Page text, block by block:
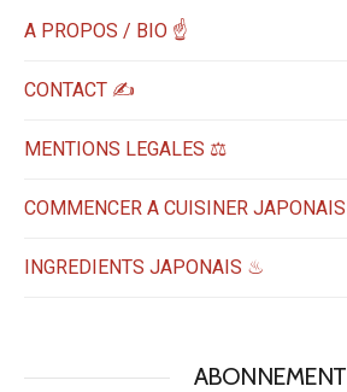
A PROPOS / BIO ☝
CONTACT ✍️
MENTIONS LEGALES ⚖️
COMMENCER A CUISINER JAPONAIS
INGREDIENTS JAPONAIS ♨
ABONNEMENT